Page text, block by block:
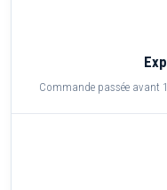
Commande passée avant